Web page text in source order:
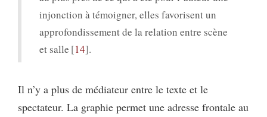
injonction à témoigner, elles favorisent un
approfondissement de la relation entre scène
et salle 14 .
Il n’y a plus de médiateur entre le texte et le
spectateur. La graphie permet une adresse frontale au